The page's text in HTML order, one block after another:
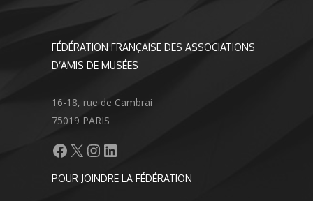
FÉDÉRATION FRANÇAISE DES ASSOCIATIONS
D’AMIS DE MUSÉES
16-18, rue de Cambrai
75019 PARIS
Facebook
X Instagram
LinkedIn
POUR JOINDRE LA FÉDÉRATION